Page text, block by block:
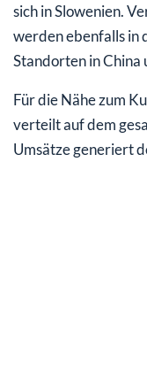
sich in Slowenien.
werden ebenfalls in
Standorten in China
Für die Nähe zum
verteilt auf dem
Umsätze generiert